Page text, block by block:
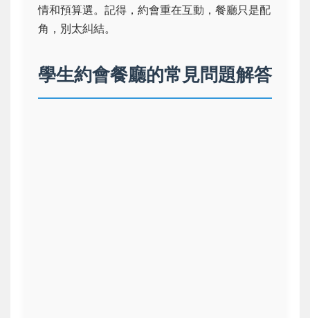
情和預算選。記得，約會重在互動，餐廳只是配
角，別太糾結。
學生約會餐廳的常見問題解答